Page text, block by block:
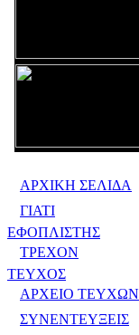
ΑΡΧΙΚΗ ΣΕΛΙΔΑ
ΓΙΑΤΙ
ΕΦΟΠΛΙΣΤΗΣ
ΤΡΕΧΟΝ
ΤΕΥΧΟΣ
ΑΡΧΕΙΟ ΤΕΥΧΩΝ
ΣΥΝΕΝΤΕΥΞΕΙΣ